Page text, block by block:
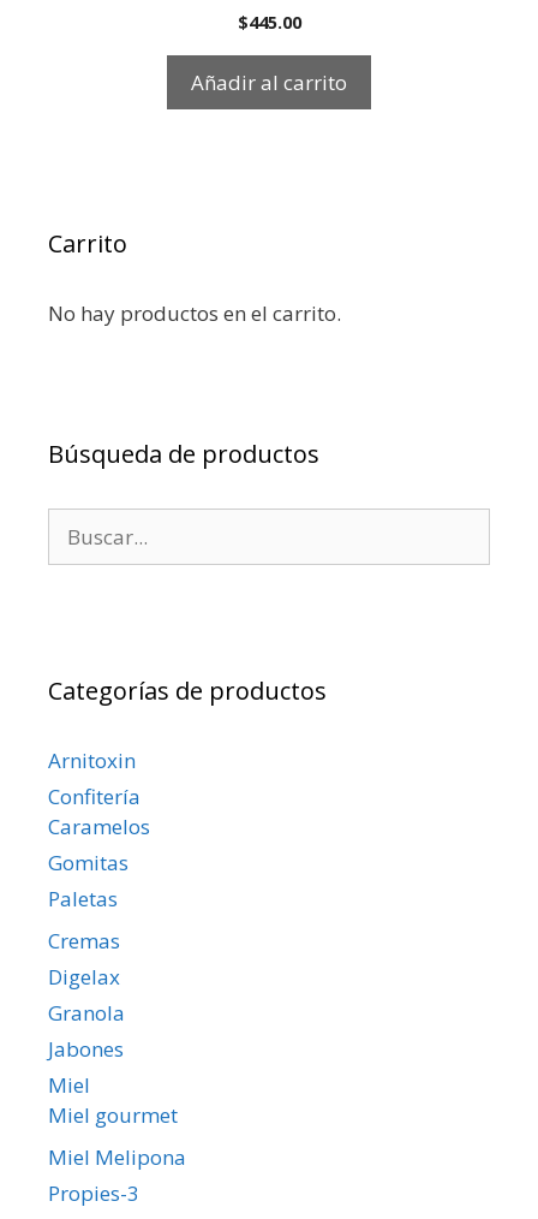
$445.00
Añadir al carrito
Carrito
No hay productos en el carrito.
Búsqueda de productos
Categorías de productos
Arnitoxin
Confitería
Caramelos
Gomitas
Paletas
Cremas
Digelax
Granola
Jabones
Miel
Miel gourmet
Miel Melipona
Propies-3